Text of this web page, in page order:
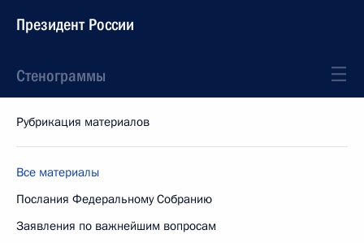
Президент России
Стенограммы
Рубрикация материалов
Все материалы
Послания Федеральному Собранию
Заявления по важнейшим вопросам